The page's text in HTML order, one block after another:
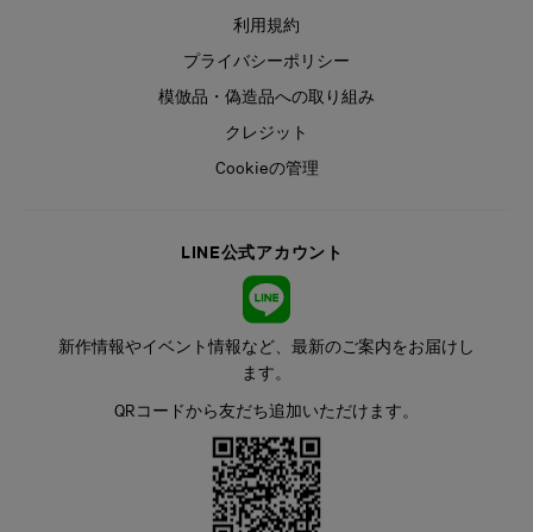
利用規約
プライバシーポリシー
模倣品・偽造品への取り組み
クレジット
Cookieの管理
LINE公式アカウント
新作情報やイベント情報など、最新のご案内をお届けし
ます。
QRコードから友だち追加いただけます。